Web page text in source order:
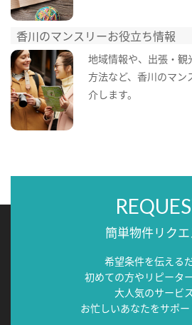
香川のマンスリーお役立ち情報
地域情報や、出張・
方法など、香川のマン
介します。
簡単物件リク
希望条件を伝える
初めての方やリピータ
大人気のサービス
お忙しいあなたをサポー